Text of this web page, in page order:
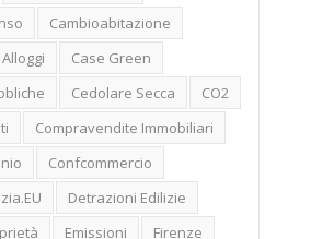
Cambioabitazione
Case Green
Cedolare Secca
CO2
Compravendite Immobiliari
Confcommercio
Detrazioni Edilizie
Emissioni
Firenze